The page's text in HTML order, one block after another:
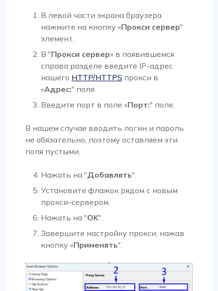
В левой части экрана браузера
нажмите на кнопку «Прокси сервер"
элемент.
В "Прокси сервер» в появившемся
справа разделе введите IP-адрес
нашего HTTP/HTTPS прокси в
«Адрес:" поле.
Введите порт в поле «Порт:" поле.
В нашем случае вводить логин и пароль
не обязательно, поэтому оставляем эти
поля пустыми.
Нажать на "Добавлять".
Установите флажок рядом с новым
прокси-сервером.
Нажать на "OK".
Завершите настройку прокси, нажав
кнопку «Применять".